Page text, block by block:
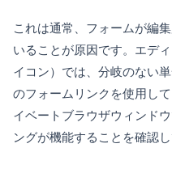
これは通常、フォームが編
いることが原因です。エデ
イコン）では、分岐のない
のフォームリンクを使用し
イベートブラウザウィンド
ングが機能することを確認し